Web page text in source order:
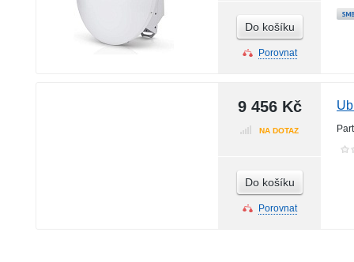
Do košíku
Porovnat
9 456 Kč
NA DOTAZ
Do košíku
Porovnat